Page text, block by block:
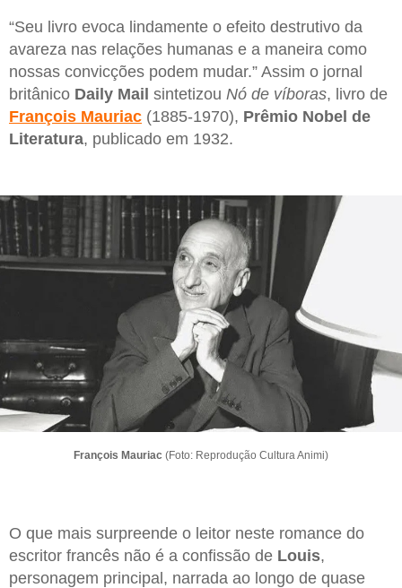
“Seu livro evoca lindamente o efeito destrutivo da
avareza nas relações humanas e a maneira como
nossas convicções podem mudar.” Assim o jornal
britânico Daily Mail sintetizou Nó de víboras, livro de
François Mauriac (1885-1970), Prêmio Nobel de
Literatura, publicado em 1932.
François Mauriac (Foto: Reprodução Cultura Animi)
O que mais surpreende o leitor neste romance do
escritor francês não é a confissão de Louis,
personagem principal, narrada ao longo de quase